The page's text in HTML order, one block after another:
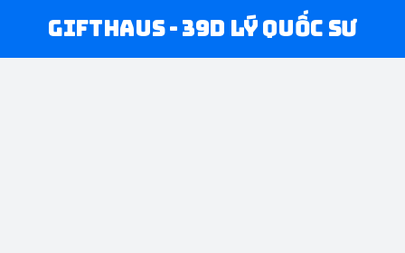
Gifthaus - 39D Lý Quốc Sư